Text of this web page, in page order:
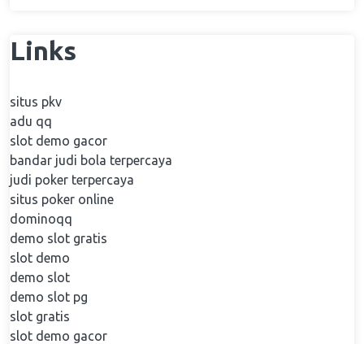
Links
situs pkv
adu qq
slot demo gacor
bandar judi bola terpercaya
judi poker terpercaya
situs poker online
dominoqq
demo slot gratis
slot demo
demo slot
demo slot pg
slot gratis
slot demo gacor